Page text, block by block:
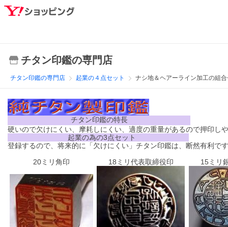
チタン印鑑の専門店
チタン印鑑の専門店 起業の４点セット ナシ地＆ヘアーライン加工の組
チタン印鑑の特長
硬いので欠けにくい、摩耗しにくい、適度の重量があるので押印し
起業の為の3点セット
登録するので、将来的に「欠けにくい」チタン印鑑は、断然有利で
20ミリ角印
18ミリ代表取締役印 15ミリ